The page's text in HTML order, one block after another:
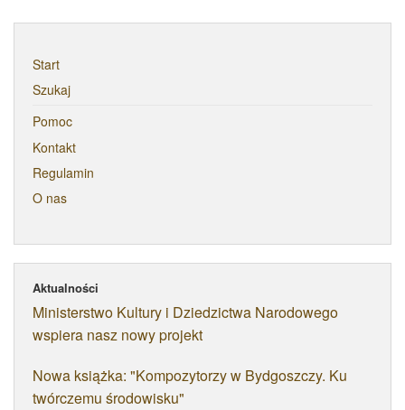
Start
Szukaj
Pomoc
Kontakt
Regulamin
O nas
Aktualności
Ministerstwo Kultury i Dziedzictwa Narodowego
wspiera nasz nowy projekt
Nowa książka: "Kompozytorzy w Bydgoszczy. Ku
twórczemu środowisku"